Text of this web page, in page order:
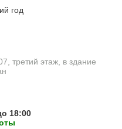
год
третий этаж, в здание
18:00